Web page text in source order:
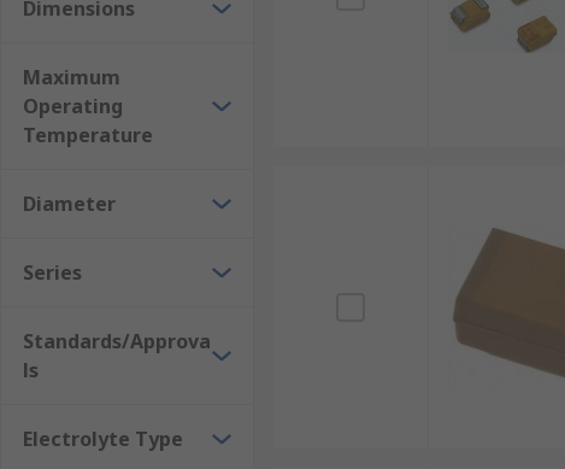
Dimensions
Maximum
Operating
Temperature
Diameter
Series
Standards/Approva
ls
Electrolyte Type